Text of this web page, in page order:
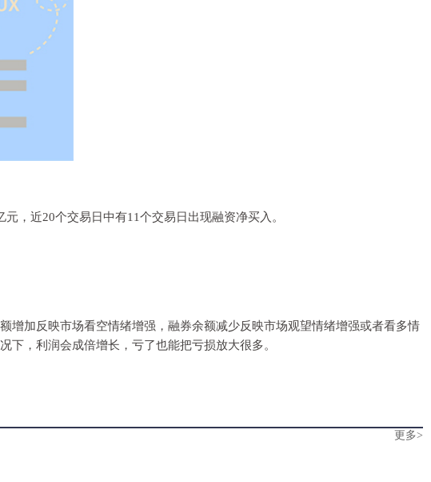
，近20个交易日中有11个交易日出现融资净买入。
增加反映市场看空情绪增强，融券余额减少反映市场观望情绪增强或者看多情
，利润会成倍增长，亏了也能把亏损放大很多。
更多>